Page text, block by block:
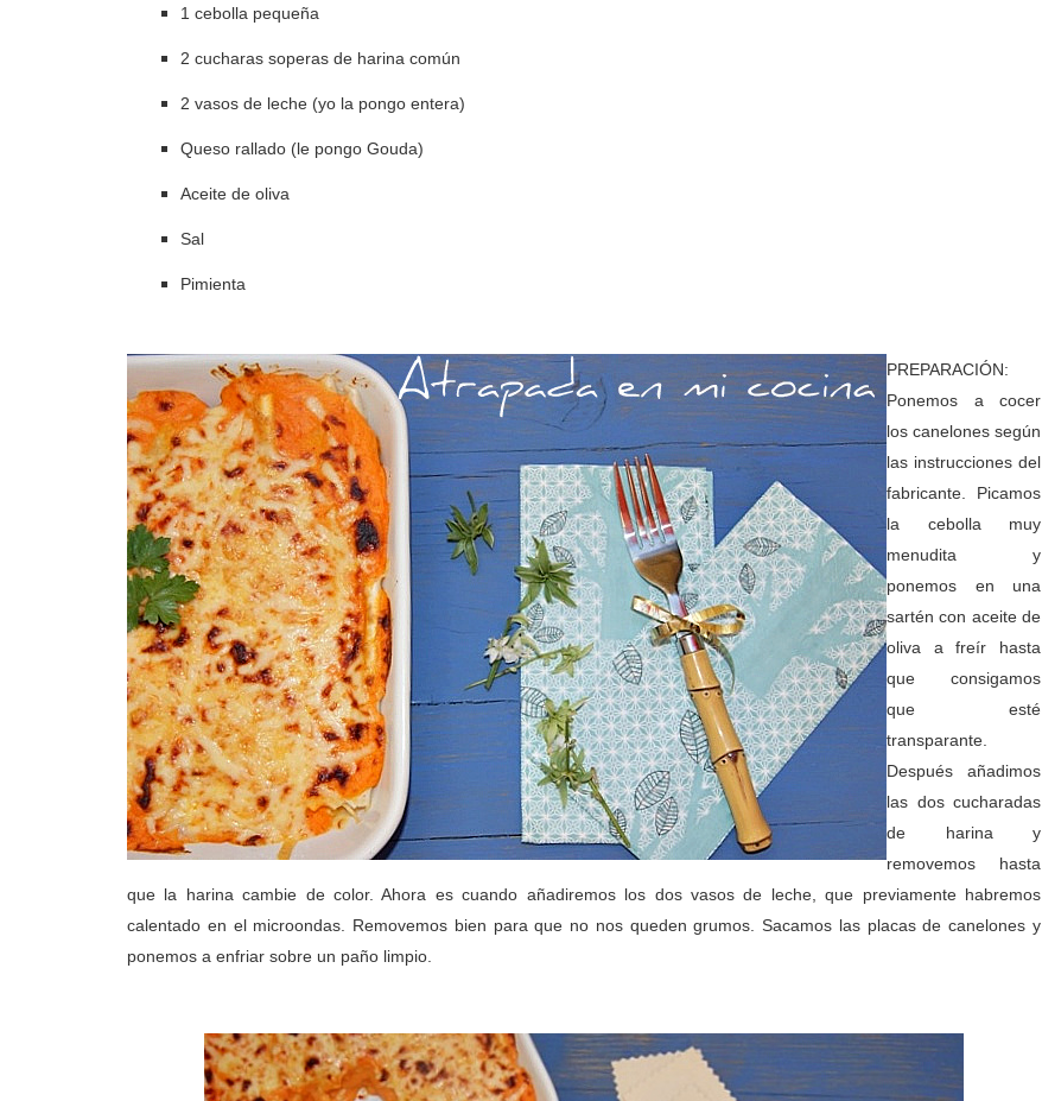
1 cebolla pequeña
2 cucharas soperas de harina común
2 vasos de leche (yo la pongo entera)
Queso rallado (le pongo Gouda)
Aceite de oliva
Sal
Pimienta
PREPARACIÓN:
Ponemos a cocer
los canelones según
las instrucciones del
fabricante. Picamos
la cebolla muy
menudita y
ponemos en una
sartén con aceite de
oliva a freír hasta
que consigamos
que esté
transparante.
Después añadimos
las dos cucharadas
de harina y
removemos hasta
que la harina cambie de color. Ahora es cuando añadiremos los dos vasos de leche, que previamente habremos
calentado en el microondas. Removemos bien para que no nos queden grumos. Sacamos las placas de canelones y
ponemos a enfriar sobre un paño limpio.